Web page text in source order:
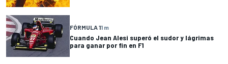
FÓRMULA 11 m
Cuando Jean Alesi superó el sudor y lágrimas
para ganar por fin en F1